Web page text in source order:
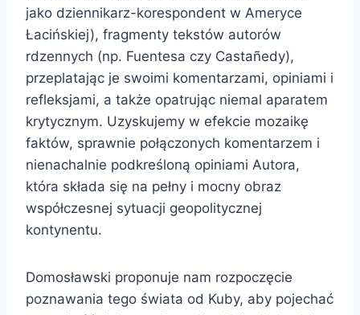
jako dziennikarz-korespondent w Ameryce
Łacińskiej), fragmenty tekstów autorów
rdzennych (np. Fuentesa czy Castañedy),
przeplatając je swoimi komentarzami, opiniami i
refleksjami, a także opatrując niemal aparatem
krytycznym. Uzyskujemy w efekcie mozaikę
faktów, sprawnie połączonych komentarzem i
nienachalnie podkreśloną opiniami Autora,
która składa się na pełny i mocny obraz
współczesnej sytuacji geopolitycznej
kontynentu.
Domosławski proponuje nam rozpoczęcie
poznawania tego świata od Kuby, aby pojechać